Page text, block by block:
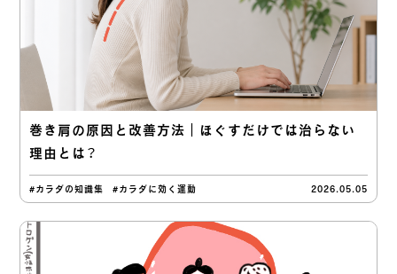
巻き肩の原因と改善方法｜ほぐすだけでは治らない
理由とは？
#カラダの知識集 #カラダに効く運動 2026.05.05